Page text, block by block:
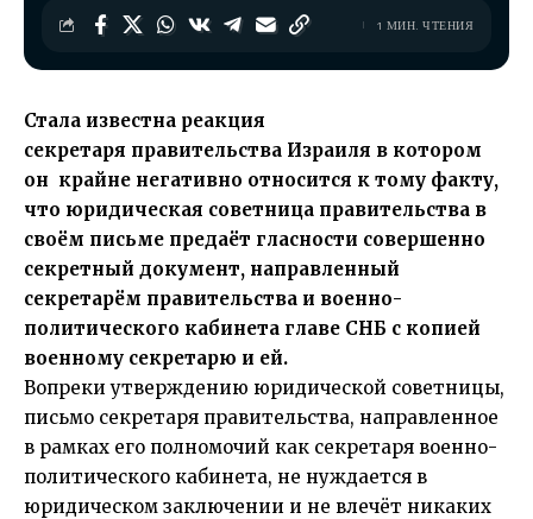
1 МИН. ЧТЕНИЯ
Стала известна реакция
секретаря правительства Израиля в котором
он крайне негативно относится к тому факту,
что юридическая советница правительства в
своём письме предаёт гласности совершенно
секретный документ, направленный
секретарём правительства и военно-
политического кабинета главе СНБ с копией
военному секретарю и ей.
Вопреки утверждению юридической советницы,
письмо секретаря правительства, направленное
в рамках его полномочий как секретаря военно-
политического кабинета, не нуждается в
юридическом заключении и не влечёт никаких